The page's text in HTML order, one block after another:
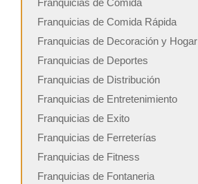
Franquicias de Comida
Franquicias de Comida Rápida
Franquicias de Decoración y Hogar
Franquicias de Deportes
Franquicias de Distribución
Franquicias de Entretenimiento
Franquicias de Exito
Franquicias de Ferreterías
Franquicias de Fitness
Franquicias de Fontaneria